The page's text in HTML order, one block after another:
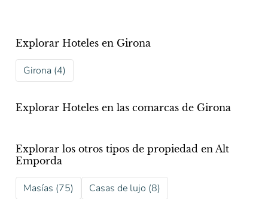
Explorar Hoteles en Girona
Girona (4)
Explorar Hoteles en las comarcas de Girona
Explorar los otros tipos de propiedad en Alt
Emporda
Masías (75)
Casas de lujo (8)